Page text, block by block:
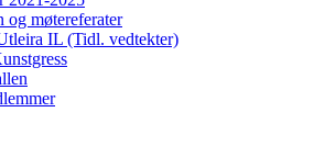
og møtereferater
IL (Tidl. vedtekter)